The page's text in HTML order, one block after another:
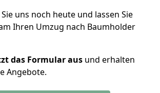
uns noch heute und lassen Sie
Ihren Umzug nach Baumholder
das Formular aus und erhalten
Angebote.